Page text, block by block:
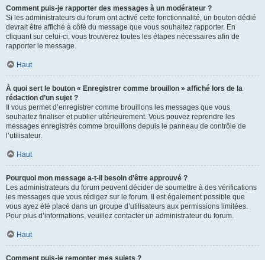
Comment puis-je rapporter des messages à un modérateur ?
Si les administrateurs du forum ont activé cette fonctionnalité, un bouton dédié
devrait être affiché à côté du message que vous souhaitez rapporter. En
cliquant sur celui-ci, vous trouverez toutes les étapes nécessaires afin de
rapporter le message.
Haut
À quoi sert le bouton « Enregistrer comme brouillon » affiché lors de la
rédaction d’un sujet ?
Il vous permet d’enregistrer comme brouillons les messages que vous
souhaitez finaliser et publier ultérieurement. Vous pouvez reprendre les
messages enregistrés comme brouillons depuis le panneau de contrôle de
l’utilisateur.
Haut
Pourquoi mon message a-t-il besoin d’être approuvé ?
Les administrateurs du forum peuvent décider de soumettre à des vérifications
les messages que vous rédigez sur le forum. Il est également possible que
vous ayez été placé dans un groupe d’utilisateurs aux permissions limitées.
Pour plus d’informations, veuillez contacter un administrateur du forum.
Haut
Comment puis-je remonter mes sujets ?